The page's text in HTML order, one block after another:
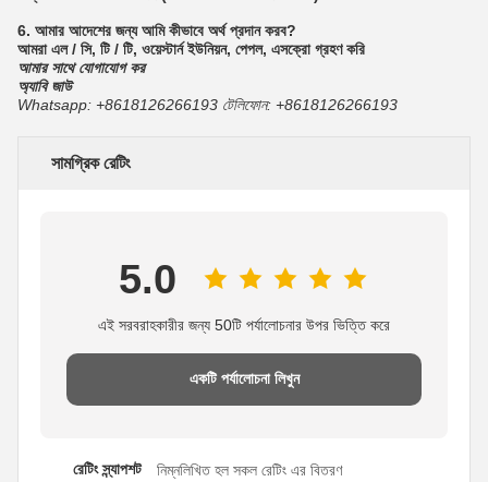
6. আমার আদেশের জন্য আমি কীভাবে অর্থ প্রদান করব?
আমরা এল / সি, টি / টি, ওয়েস্টার্ন ইউনিয়ন, পেপল, এসক্রো গ্রহণ করি
আমার সাথে যোগাযোগ কর
অ্যাবি জাউ
Whatsapp: +8618126266193 টেলিফোন: +8618126266193
সামগ্রিক রেটিং
5.0
এই সরবরাহকারীর জন্য 50টি পর্যালোচনার উপর ভিত্তি করে
একটি পর্যালোচনা লিখুন
রেটিং স্ন্যাপশট নিম্নলিখিত হল সকল রেটিং এর বিতরণ